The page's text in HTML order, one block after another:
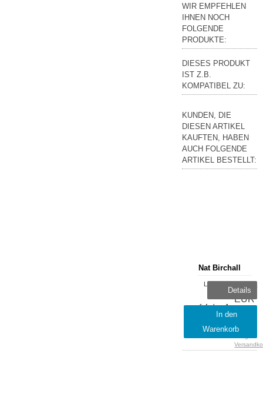
WIR EMPFEHLEN
IHNEN NOCH
FOLGENDE
PRODUKTE:
DIESES PRODUKT
IST Z.B.
KOMPATIBEL ZU:
KUNDEN, DIE
DIESEN ARTIKEL
KAUFTEN, HABEN
AUCH FOLGENDE
ARTIKEL BESTELLT:
Nat Birchall
Lieferzeit:
sofort
lieferbar, 1-
2 Tage
37,99
EUR
MwSt.
Details
In den
Warenkorb